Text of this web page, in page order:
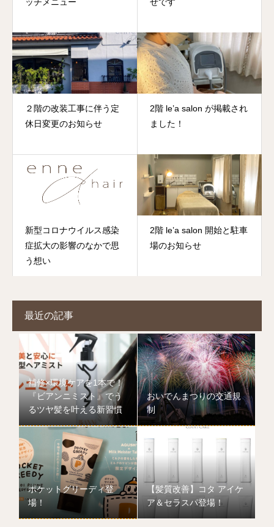
２階の改装工事に伴う定
休日変更のお知らせ
2階 le’a salon が掲載され
ました！
新型コロナウイルス感染
症拡大の影響のなかで思
う想い
2階 le’a salon 開始と駐車
場のお知らせ
最近の記事
補修×環境ケアを1本で！
『ビアンニミスト』でう
るツヤ髪を叶える新習慣
おいでんまつりの交通規
制
ポケットグリーディ登
場！
【髪質改善】コタ アイケ
ア＆セラスパ登場！